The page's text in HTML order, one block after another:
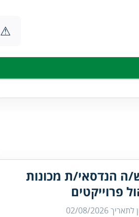
⚠
ה הנדסאי/ת מכונות
פרוייקטים
לתאריך02/08/2026